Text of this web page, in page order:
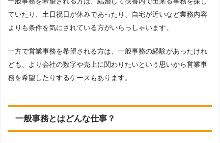
ていたり、土日祝日が休みであったり、自宅が近いなど業務内容
よりも条件を気にされている方がいらっしゃいます。
一方で営業事務を希望される方は、一般事務の経験があったけれ
ども、より会社の数字や売上に関わりたいという思いから営業事
務を希望したりするケースもあります。
一般事務とはどんな仕事？